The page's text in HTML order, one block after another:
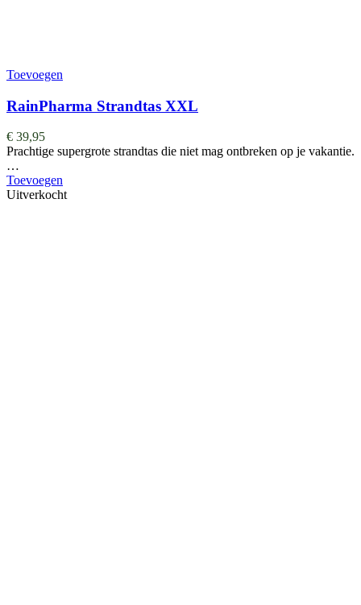
Toevoegen
RainPharma Strandtas XXL
€ 39,95
Prachtige supergrote strandtas die niet mag ontbreken op je vakantie.
…
Toevoegen
Uitverkocht